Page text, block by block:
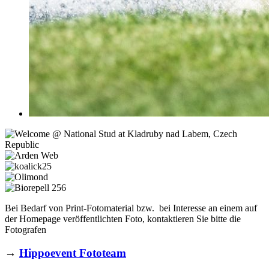
Bei Bedarf von Print-Fotomaterial bzw. bei Interesse an einem auf
der Homepage veröffentlichten Foto, kontaktieren Sie bitte die
Fotografen
→ Hippoevent Fototeam